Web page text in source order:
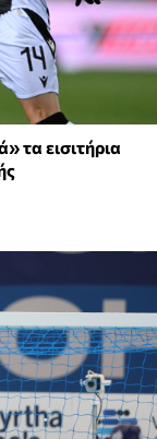
τα εισιτήρια